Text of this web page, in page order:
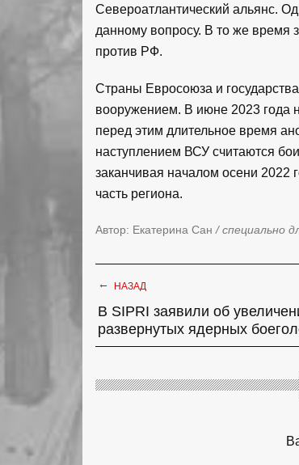
Североатлантический альянс.
данному вопросу. В то же время
против РФ.
Страны Евросоюза и
вооружением. В июне 2023 года
перед этим длительное время
наступлением ВСУ считаются
заканчивая началом осени 2022
часть региона.
Автор: Екатерина Сан/ специально
← НАЗАД
В SIPRI заявили об
развернутых ядерных